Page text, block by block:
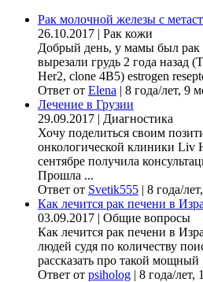
Рак молочной железы с
26.10.2017 | Рак кожи
Добрый день, у мамы был рак
вырезали грудь 2 года назад
Her2, clone 4B5) estrogen
Ответ от Elena | 8 года/лет, 9
Лечение в Грузии
29.09.2017 | Диагностика
Хочу поделиться своим
онкологической клиники Liv
сентябре получила
Прошла ...
Ответ от Svetik555 | 8 года/
Как лечится рак печени в
03.09.2017 | Общие вопросы
Как лечится рак печени в
людей судя по количеству
рассказать про такой мощный
Ответ от psiholog | 8 года/лет,